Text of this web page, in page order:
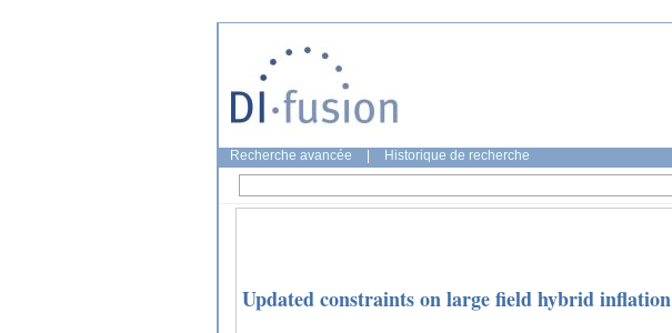
Recherche avancée Historique de recherche
Updated constraints on large field hybrid inflation